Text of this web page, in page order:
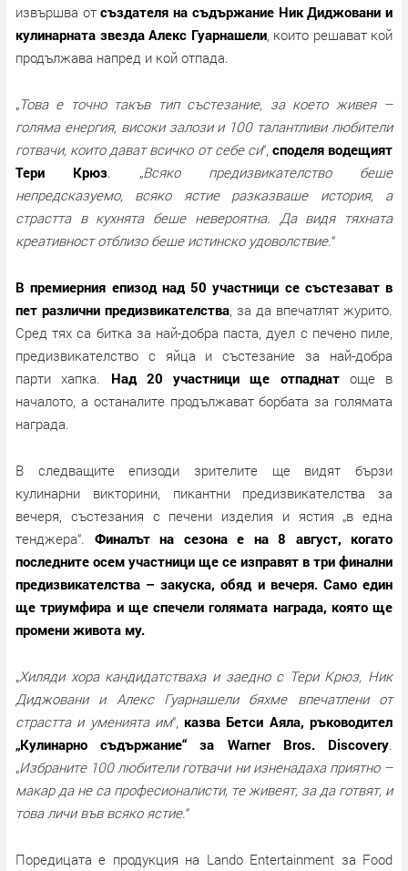
извършва от създателя на съдържание Ник Диджовани и
кулинарната звезда Алекс Гуарнашели, които решават кой
продължава напред и кой отпада.
„Това е точно такъв тип състезание, за което живея –
голяма енергия, високи залози и 100 талантливи любители
готвачи, които дават всичко от себе си“, споделя водещият
Тери Крюз. „Всяко предизвикателство беше
непредсказуемо, всяко ястие разказваше история, а
страстта в кухнята беше невероятна. Да видя тяхната
креативност отблизо беше истинско удоволствие.“
В премиерния епизод над 50 участници се състезават в
пет различни предизвикателства , за да впечатлят журито.
Сред тях са битка за най-добра паста, дуел с печено пиле,
предизвикателство с яйца и състезание за най-добра
парти хапка.
Над 20 участници ще отпаднат още в
началото, а останалите продължават борбата за голямата
награда.
В следващите епизоди зрителите ще видят бързи
кулинарни викторини, пикантни предизвикателства за
вечеря, състезания с печени изделия и ястия „в една
тенджера“.
Финалът на сезона е на 8 август, когато
последните осем участници ще се изправят в три финални
предизвикателства – закуска, обяд и вечеря. Само един
ще триумфира и ще спечели голямата награда, която ще
промени живота му.
„Хиляди хора кандидатстваха и заедно с Тери Крюз, Ник
Диджовани и Алекс Гуарнашели бяхме впечатлени от
страстта и уменията им“, казва Бетси Аяла, ръководител
„Кулинарно съдържание“ за Warner Bros. Discovery.
„Избраните 100 любители готвачи ни изненадаха приятно –
макар да не са професионалисти, те живеят, за да готвят, и
това личи във всяко ястие.“
Поредицата е продукция на Lando Entertainment за Food